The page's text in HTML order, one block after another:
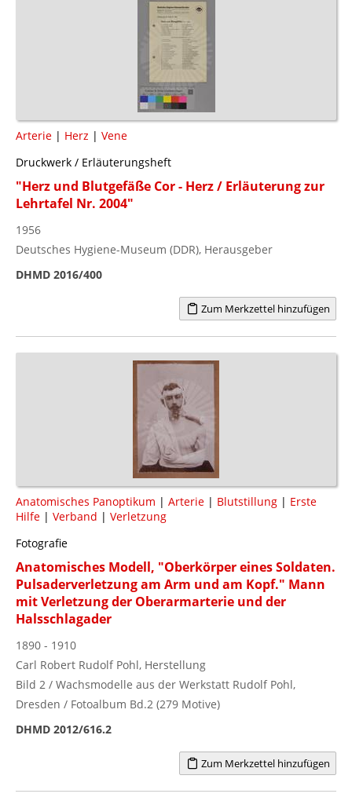
Arterie | Herz | Vene
Druckwerk / Erläuterungsheft
"Herz und Blutgefäße Cor - Herz / Erläuterung zur
Lehrtafel Nr. 2004"
1956
Deutsches Hygiene-Museum (DDR), Herausgeber
DHMD 2016/400
Zum Merkzettel hinzufügen
Anatomisches Panoptikum | Arterie | Blutstillung | Erste
Hilfe | Verband | Verletzung
Fotografie
Anatomisches Modell, "Oberkörper eines Soldaten.
Pulsaderverletzung am Arm und am Kopf." Mann
mit Verletzung der Oberarmarterie und der
Halsschlagader
1890 - 1910
Carl Robert Rudolf Pohl, Herstellung
Bild 2 / Wachsmodelle aus der Werkstatt Rudolf Pohl,
Dresden / Fotoalbum Bd.2 (279 Motive)
DHMD 2012/616.2
Zum Merkzettel hinzufügen